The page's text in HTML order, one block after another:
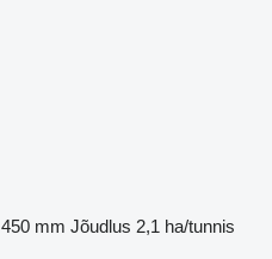
450 mm Jõudlus 2,1 ha/tunnis